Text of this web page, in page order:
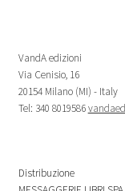
VandA edizioni
Via Cenisio, 16
20154 Milano (MI) - Italy
Tel: 340 8019586
Distribuzione